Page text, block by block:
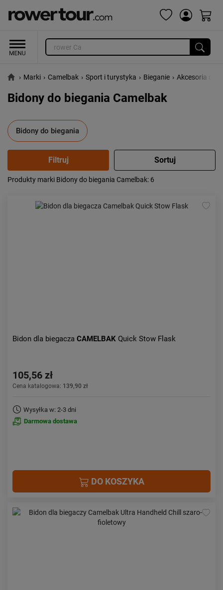
› Marki › Camelbak › Sport i turystyka › Bieganie › Akcesoria do
Bidony do biegania Camelbak
Bidony do biegania
Popularność:
od najwyższej
Produkty marki Bidony do biegania Camelbak: 6
Bidon dla biegacza CAMELBAK Quick Stow Flask
105,56 zł
Cena katalogowa: 139,90 zł
Wysyłka w: 2-3 dni
Darmowa dostawa
DO KOSZYKA